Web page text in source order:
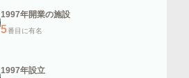
1997年開業の施設
5番目に有名
1997年設立